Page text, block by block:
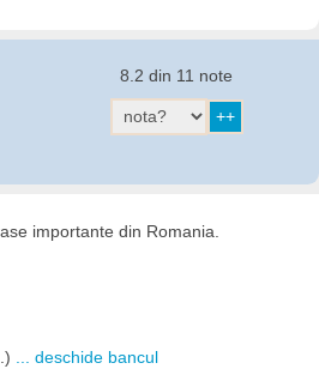
8.2 din 11 note
importante din Romania.
... deschide bancul